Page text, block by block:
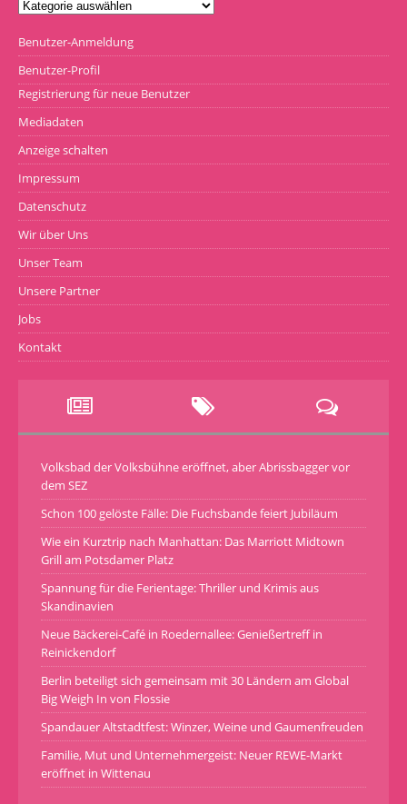
Benutzer-Anmeldung
Benutzer-Profil
Registrierung für neue Benutzer
Mediadaten
Anzeige schalten
Impressum
Datenschutz
Wir über Uns
Unser Team
Unsere Partner
Jobs
Kontakt
Volksbad der Volksbühne eröffnet, aber Abrissbagger vor
dem SEZ
Schon 100 gelöste Fälle: Die Fuchsbande feiert Jubiläum
Wie ein Kurztrip nach Manhattan: Das Marriott Midtown
Grill am Potsdamer Platz
Spannung für die Ferientage: Thriller und Krimis aus
Skandinavien
Neue Bäckerei-Café in Roedernallee: Genießertreff in
Reinickendorf
Berlin beteiligt sich gemeinsam mit 30 Ländern am Global
Big Weigh In von Flossie
Spandauer Altstadtfest: Winzer, Weine und Gaumenfreuden
Familie, Mut und Unternehmergeist: Neuer REWE-Markt
eröffnet in Wittenau